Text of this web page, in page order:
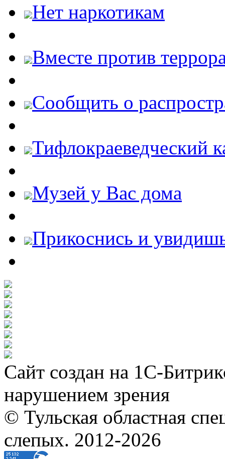
Нет наркотикам
Вместе против
Cообщить о
Тифлокраеведческий
Музей у Вас дома
Прикоснись и
Сайт создан на 1С-
нарушением зрения
© Тульская областная
слепых. 2012-2026